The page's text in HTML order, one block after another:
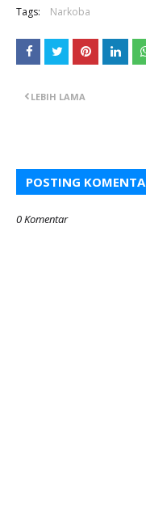
Tags: Narkoba
LEBIH LAMA
POSTING
0 Komentar